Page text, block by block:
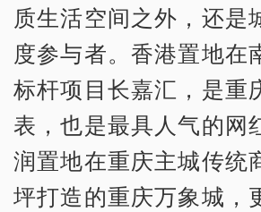
质生活空间之外，还是
度参与者。香港置地在
标杆项目长嘉汇，是重
表，也是最具人气的网
润置地在重庆主城传统
坪打造的重庆万象城，